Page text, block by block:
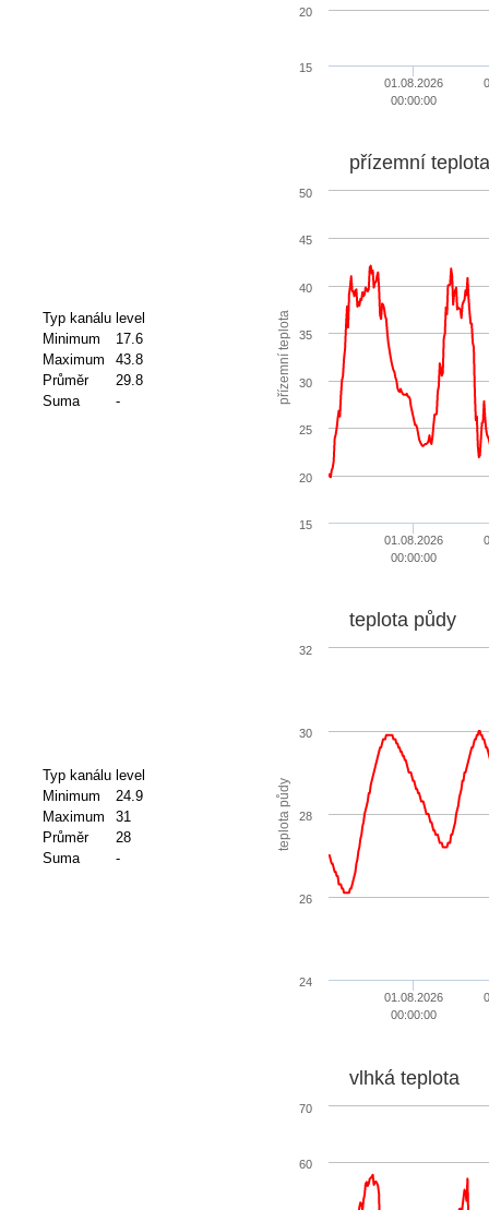
01.08.2026
00:00:00
15
20
Typ kanálu level
Minimum
17.6
Maximum
43.8
Průměr
29.8
Suma
- přízemní teplota
přízemní
01.08.2026
00:00:00
15
20
25
30
35
40
45
50
Typ kanálu level
Minimum
24.9
Maximum
31
Průměr
28
Suma
-
teplota půdy
teplota půdy
01.08.2026
00:00:00
24
26
28
30
32
vlhká teplota
60
70